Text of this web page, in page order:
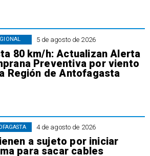
5 de agosto de 2026
80 km/h: Actualizan Alerta
Preventiva por viento
Región de Antofagasta
4 de agosto de 2026
a sujeto por iniciar
para sacar cables